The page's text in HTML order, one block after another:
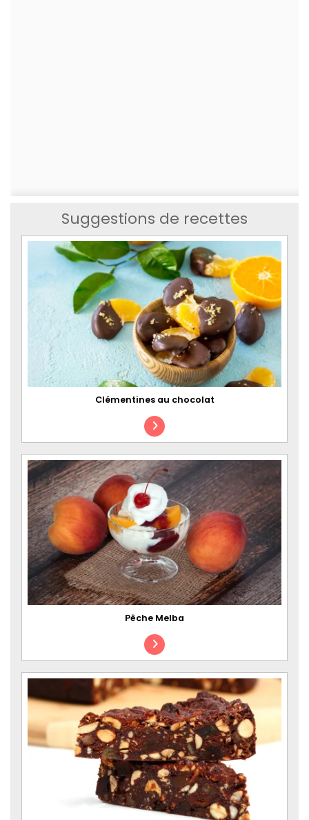
Suggestions de recettes
Clémentines au chocolat
Pêche Melba